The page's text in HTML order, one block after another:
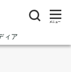
ィア
メニュー